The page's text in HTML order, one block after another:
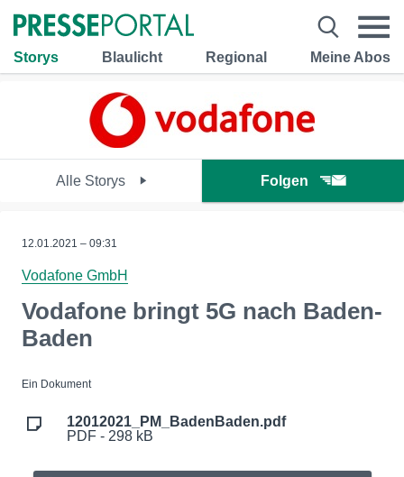
Storys Blaulicht Regional Meine Abos
Alle Storys Folgen
12.01.2021 – 09:31
Vodafone GmbH
Vodafone bringt 5G nach Baden-
Baden
Ein Dokument
12012021_PM_BadenBaden.pdf
PDF - 298 kB